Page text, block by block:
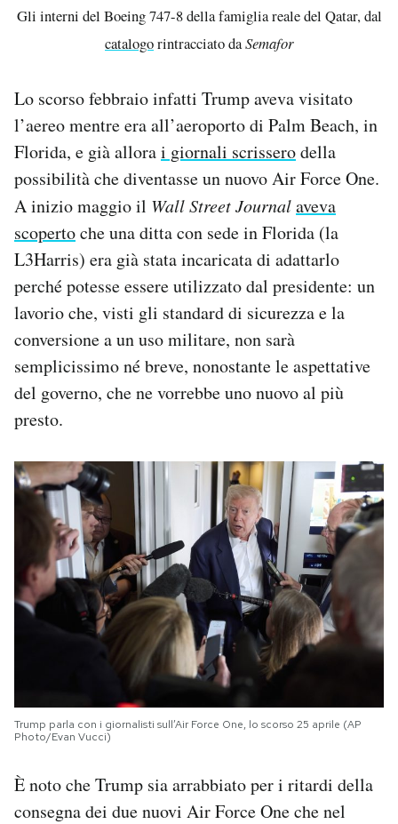
Gli interni del Boeing 747-8 della famiglia reale del Qatar, dal
catalogorintracciato daSemafor
Lo scorso febbraio infatti Trump aveva visitato
l’aereo mentre era all’aeroporto di Palm Beach, in
Florida, e già allorai giornali scrisserodella
possibilità che diventasse un nuovo Air Force One.
A inizio maggio il Wall Street Journalaveva
scopertoche una ditta con sede in Florida (la
L3Harris) era già stata incaricata di adattarlo
perché potesse essere utilizzato dal presidente: un
lavorio che, visti gli standard di sicurezza e la
conversione a un uso militare, non sarà
semplicissimo né breve, nonostante le aspettative
del governo, che ne vorrebbe uno nuovo al più
presto.
Trump parla con i giornalisti sull’Air Force One, lo scorso 25 aprile (AP
Photo/Evan Vucci)
È noto che Trump sia arrabbiato per i ritardi della
consegna dei due nuovi Air Force One che nel